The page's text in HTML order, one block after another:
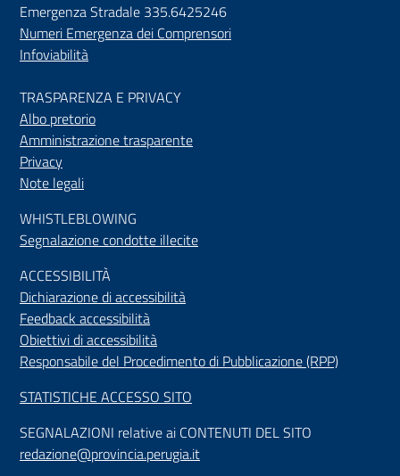
Emergenza Stradale 335.6425246
Numeri Emergenza dei Comprensori
Infoviabilità
TRASPARENZA E PRIVACY
Albo pretorio
Amministrazione trasparente
Privacy
Note legali
WHISTLEBLOWING
Segnalazione condotte illecite
ACCESSIBILITÀ
Dichiarazione di accessibilità
Feedback accessibilità
Obiettivi di accessibilità
Responsabile del Procedimento di Pubblicazione (RPP)
STATISTICHE ACCESSO SITO
SEGNALAZIONI relative ai CONTENUTI DEL SITO
redazione@provincia.perugia.it